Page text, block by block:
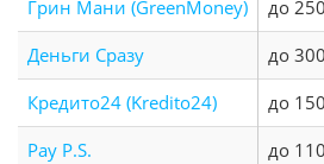
Грин Мани (GreenMoney)
до
Деньги Сразу
до
Кредито24 (Kredito24)
до
Pay P.S.
до